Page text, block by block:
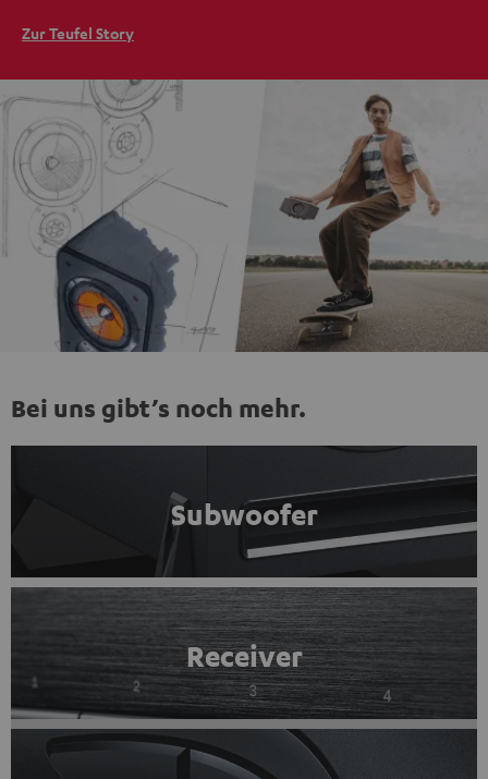
Zur Teufel Story
Bei uns gibt’s noch mehr.
Subwoofer
Receiver